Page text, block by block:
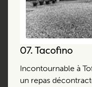
07.Tacofino
Incontournable à
un repas